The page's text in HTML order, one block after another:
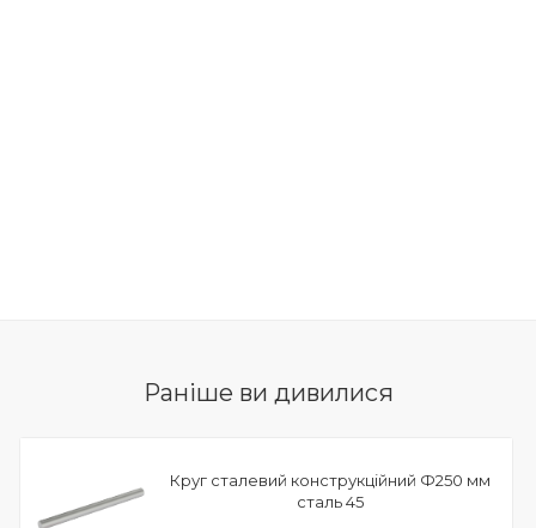
Раніше ви дивилися
Круг сталевий конструкційний Ф250 мм
сталь 45